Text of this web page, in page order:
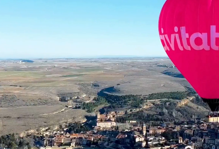
Viajamos con todos
nuestros clientes
alrededor del mundo,
ofreciéndoles las
mejores actividades,
excursiones y visitas
guiadas.